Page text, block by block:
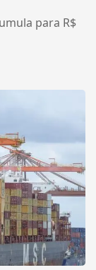
para R$